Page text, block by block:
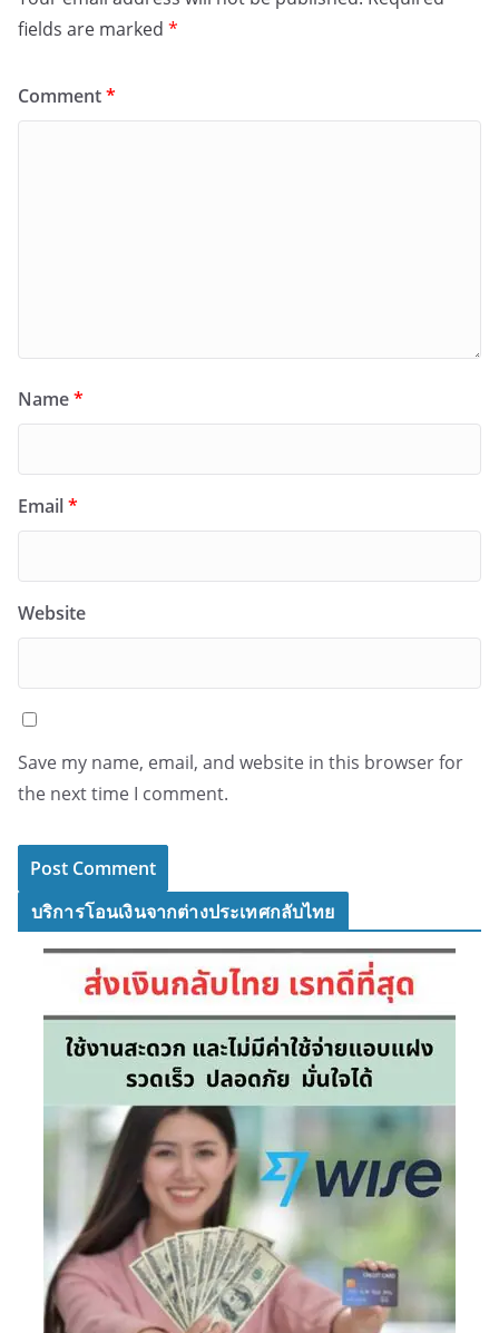
fields are marked *
Comment*
Name*
Email*
Website
Save my name, email, and website in this browser for
the next time I comment.
บริการโอนเงินจากต่างประเทศกลับไทย